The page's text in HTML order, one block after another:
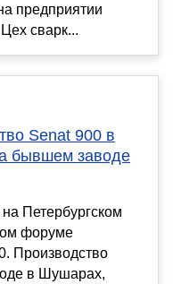
предприятии
сварк...
Senat 900 в
бывшем заводе
Петербургском
форуме
Производство
в Шушарах,